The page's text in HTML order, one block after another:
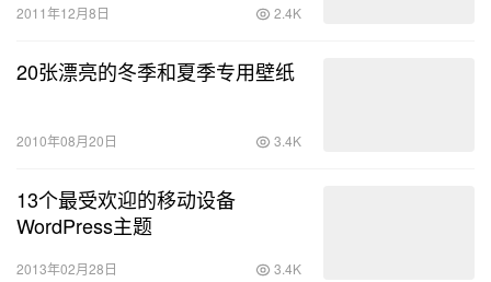
2011年12月8日 2.4K
20张漂亮的冬季和夏季专用壁纸
2010年08月20日 3.4K
13个最受欢迎的移动设备
WordPress主题
2013年02月28日 3.4K